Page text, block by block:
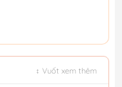
↕ Vuốt xem thêm